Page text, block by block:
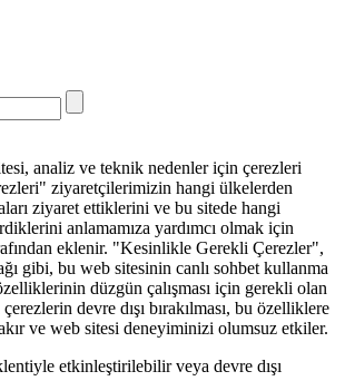
analiz ve teknik nedenler için çerezleri
ziyaretçilerimizin hangi ülkelerden
ziyaret ettiklerini ve bu sitede hangi
anlamamıza yardımcı olmak için
eklenir. "Kesinlikle Gerekli Çerezler",
gibi, bu web sitesinin canlı sohbet kullanma
düzgün çalışması için gerekli olan
devre dışı bırakılması, bu özelliklere
ve web sitesi deneyiminizi olumsuz etkiler.
etkinleştirilebilir veya devre dışı